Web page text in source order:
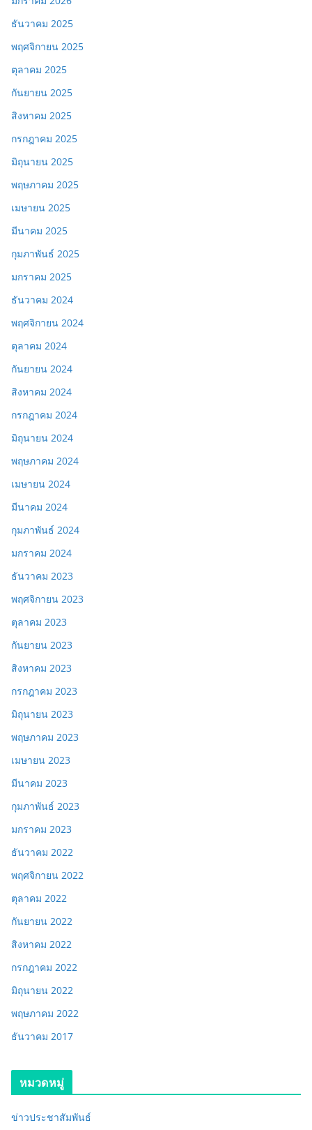
ธันวาคม 2025
พฤศจิกายน 2025
ตุลาคม 2025
กันยายน 2025
สิงหาคม 2025
กรกฎาคม 2025
มิถุนายน 2025
พฤษภาคม 2025
เมษายน 2025
มีนาคม 2025
กุมภาพันธ์ 2025
มกราคม 2025
ธันวาคม 2024
พฤศจิกายน 2024
ตุลาคม 2024
กันยายน 2024
สิงหาคม 2024
กรกฎาคม 2024
มิถุนายน 2024
พฤษภาคม 2024
เมษายน 2024
มีนาคม 2024
กุมภาพันธ์ 2024
มกราคม 2024
ธันวาคม 2023
พฤศจิกายน 2023
ตุลาคม 2023
กันยายน 2023
สิงหาคม 2023
กรกฎาคม 2023
มิถุนายน 2023
พฤษภาคม 2023
เมษายน 2023
มีนาคม 2023
กุมภาพันธ์ 2023
มกราคม 2023
ธันวาคม 2022
พฤศจิกายน 2022
ตุลาคม 2022
กันยายน 2022
สิงหาคม 2022
กรกฎาคม 2022
มิถุนายน 2022
พฤษภาคม 2022
ธันวาคม 2017
หมวดหมู่
ข่าวประชาสัมพันธ์